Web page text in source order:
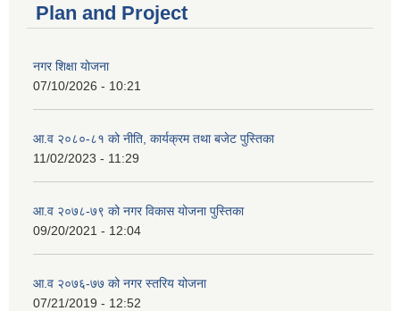
Plan and Project
नगर शिक्षा योजना
07/10/2026 - 10:21
आ.व २०८०-८१ को नीति, कार्यक्रम तथा बजेट पुस्तिका
11/02/2023 - 11:29
आ.व २०७८-७९ को नगर विकास योजना पुस्तिका
09/20/2021 - 12:04
आ.व २०७६-७७ को नगर स्तरिय योजना
07/21/2019 - 12:52